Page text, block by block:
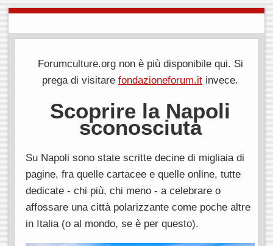
Forumculture.org non è più disponibile qui. Si
prega di visitarefondazioneforum.it invece.
Scoprire la Napoli
sconosciuta
Su Napoli sono state scritte decine di migliaia di
pagine, fra quelle cartacee e quelle online, tutte
dedicate - chi più, chi meno - a celebrare o
affossare una città polarizzante come poche altre
in Italia (o al mondo, se è per questo).